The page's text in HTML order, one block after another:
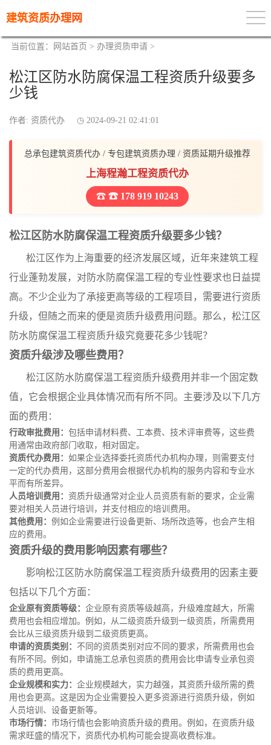
建筑资质办理网
当前位置： 网站首页 > 办理资质申请 >
松江区防水防腐保温工程资质升级要多
少钱
作者: 资质代办 2024-09-21 02:41:01
总承包建筑资质代办 / 专包建筑资质办理 / 资质延期升级推荐
上海程瀚工程资质代办
☎ 178 919 10243
松江区防水防腐保温工程资质升级要多少钱？
松江区作为上海重要的经济发展区域，近年来建筑工程
行业蓬勃发展，对防水防腐保温工程的专业性要求也日益提
高。不少企业为了承接更高等级的工程项目，需要进行资质
升级，但随之而来的便是资质升级费用问题。那么，松江区
防水防腐保温工程资质升级究竟要花多少钱呢？
资质升级涉及哪些费用？
松江区防水防腐保温工程资质升级费用并非一个固定数
值，它会根据企业具体情况而有所不同。主要涉及以下几方
面的费用：
行政审批费用： 包括申请材料费、工本费、技术评审费等，这些费
用通常由政府部门收取，相对固定。
资质代办费用： 如果企业选择委托资质代办机构办理，则需要支付
一定的代办费用，这部分费用会根据代办机构的服务内容和专业水
平而有所差异。
人员培训费用： 资质升级通常对企业人员资质有新的要求，企业需
要对相关人员进行培训，并支付相应的培训费用。
其他费用： 例如企业需要进行设备更新、场所改造等，也会产生相
应的费用。
资质升级的费用影响因素有哪些？
影响松江区防水防腐保温工程资质升级费用的因素主要
包括以下几个方面：
企业原有资质等级： 企业原有资质等级越高，升级难度越大，所需
费用也会相应增加。例如，从二级资质升级到一级资质，所需费用
会比从三级资质升级到二级资质更高。
申请的资质类别： 不同的资质类别对应不同的要求，所需费用也会
有所不同。例如，申请施工总承包资质的费用会比申请专业承包资
质的费用更高。
企业规模和实力： 企业规模越大，实力越强，其资质升级所需的费
用也会更高。这是因为企业需要投入更多资源进行资质升级，例如
人员培训、设备更新等。
市场行情： 市场行情也会影响资质升级的费用。例如，在资质升级
需求旺盛的情况下，资质代办机构可能会提高收费标准。